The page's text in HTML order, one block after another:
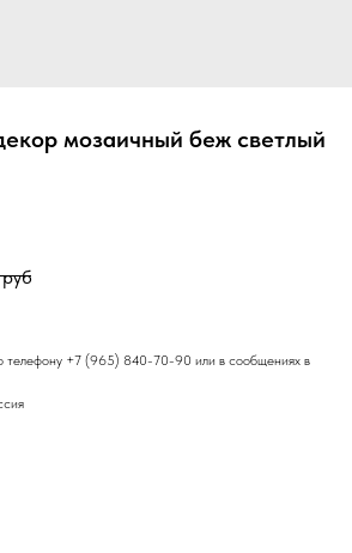
мозаичный беж светлый
руб
телефону +7 (965) 840-70-90 или в сообщениях в